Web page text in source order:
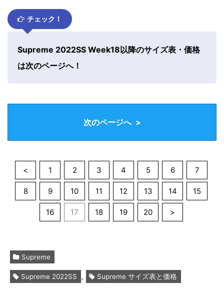
チェック！
Supreme 2022SS Week18以降のサイズ表・価格
は次のページへ！
次のページへ >
< 1 2 3 4 5 6 7
8 9 10 11 12 13 14 15
16 17 18 19 20 >
Supreme
Supreme 2022SS , Supreme サイズ表と価格